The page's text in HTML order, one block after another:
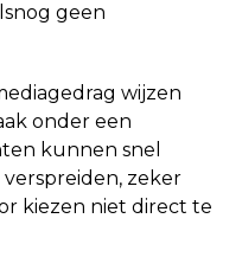
geen
wijzen
onder een
kunnen snel
zeker
kiezen niet direct te